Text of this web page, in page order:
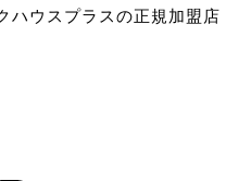
ハウスプラスの正規加盟店